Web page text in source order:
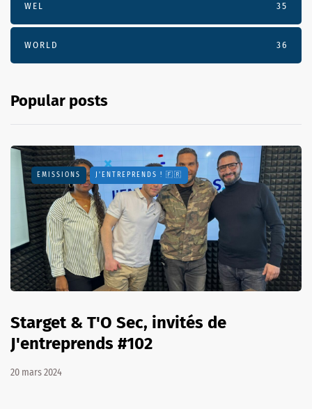
WEL 35
WORLD 36
Popular posts
EMISSIONS J'ENTREPRENDS ! 🇫🇷
Starget & T'O Sec, invités de
J'entreprends #102
20 mars 2024